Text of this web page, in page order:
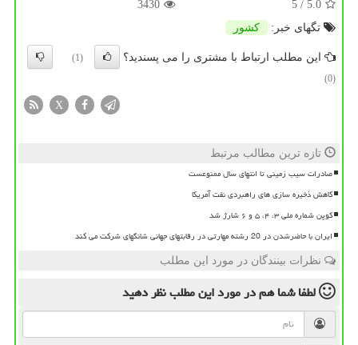
5.0
/ 5
3430
تگهای خبر:
كشور
این مطلب ارتباط با مشتری را می پسندید؟
(1)
(0)
X
تازه ترین مطالب مرتبط
صادرات سیب زمینی تا انتهای سال ممنوعست
کاهش ذخیره سازی های راهبردی نفت آمریکا
کوپن شماره ملی ۳، ۴، ۵ و ۶ شارژ شد
ایران با حاضرشدن در 20 رشته مهارتی در رقابتهای جهانی شانگهای شرکت می کند
نظرات بینندگان در مورد این مطلب
لطفا شما همدر مورد این مطلبنظر دهید